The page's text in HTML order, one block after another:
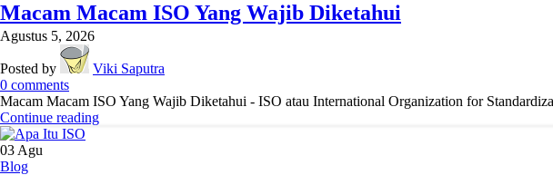
Macam Macam ISO Yang Wajib Diketahui
Agustus 5, 2026
Posted by
Viki Saputra
0 comments
Macam Macam ISO Yang Wajib Diketahui - ISO atau International Organization for
Continue reading
03 Agu
Blog